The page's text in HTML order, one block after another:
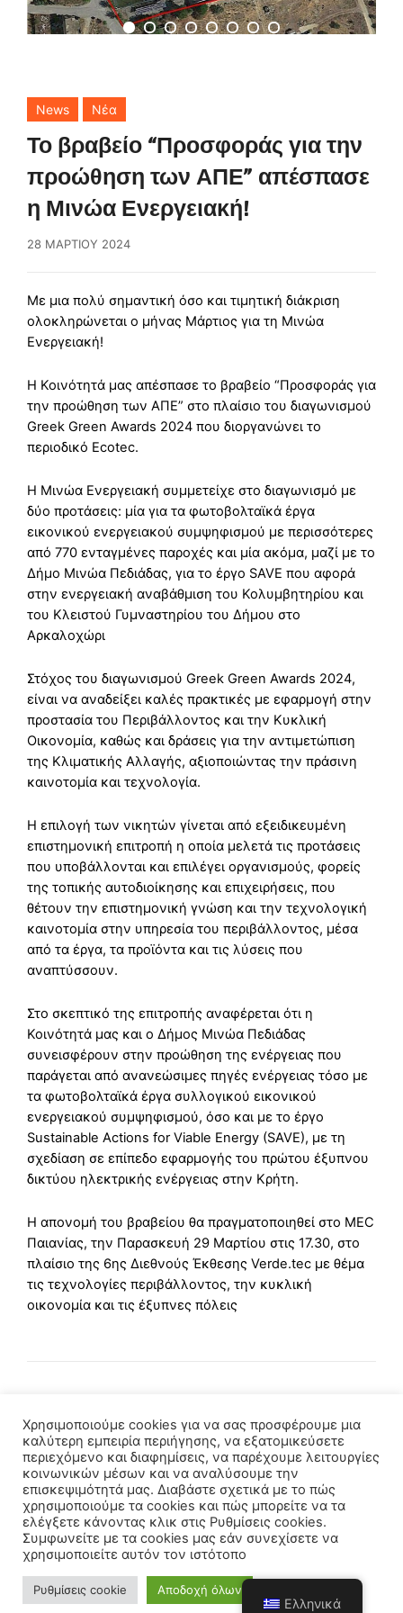
News Νέα
Το βραβείο “Προσφοράς για την
προώθηση των ΑΠΕ” απέσπασε
η Μινώα Ενεργειακή!
28 ΜΑΡΤΊΟΥ 2024
Με μια πολύ σημαντική όσο και τιμητική διάκριση
ολοκληρώνεται ο μήνας Μάρτιος για τη Μινώα
Ενεργειακή!
Η Κοινότητά μας απέσπασε το βραβείο “Προσφοράς για
την προώθηση των ΑΠΕ” στο πλαίσιο του διαγωνισμού
Greek Green Awards 2024 που διοργανώνει το
περιοδικό Ecotec.
Η Μινώα Ενεργειακή συμμετείχε στο διαγωνισμό με
δύο προτάσεις: μία για τα φωτοβολταϊκά έργα
εικονικού ενεργειακού συμψηφισμού με περισσότερες
από 770 ενταγμένες παροχές και μία ακόμα, μαζί με το
Δήμο Μινώα Πεδιάδας, για το έργο SAVE που αφορά
στην ενεργειακή αναβάθμιση του Κολυμβητηρίου και
του Κλειστού Γυμναστηρίου του Δήμου στο
Αρκαλοχώρι
Στόχος του διαγωνισμού Greek Green Awards 2024,
είναι να αναδείξει καλές πρακτικές με εφαρμογή στην
προστασία του Περιβάλλοντος και την Κυκλική
Οικονομία, καθώς και δράσεις για την αντιμετώπιση
της Κλιματικής Αλλαγής, αξιοποιώντας την πράσινη
καινοτομία και τεχνολογία.
Η επιλογή των νικητών γίνεται από εξειδικευμένη
επιστημονική επιτροπή η οποία μελετά τις προτάσεις
που υποβάλλονται και επιλέγει οργανισμούς, φορείς
της τοπικής αυτοδιοίκησης και επιχειρήσεις, που
θέτουν την επιστημονική γνώση και την τεχνολογική
καινοτομία στην υπηρεσία του περιβάλλοντος, μέσα
από τα έργα, τα προϊόντα και τις λύσεις που
αναπτύσσουν.
Στο σκεπτικό της επιτροπής αναφέρεται ότι η
Κοινότητά μας και ο Δήμος Μινώα Πεδιάδας
συνεισφέρουν στην προώθηση της ενέργειας που
παράγεται από ανανεώσιμες πηγές ενέργειας τόσο με
τα φωτοβολταϊκά έργα συλλογικού εικονικού
ενεργειακού συμψηφισμού, όσο και με το έργο
Sustainable Actions for Viable Energy (SAVE), με τη
σχεδίαση σε επίπεδο εφαρμογής του πρώτου έξυπνου
δικτύου ηλεκτρικής ενέργειας στην Κρήτη.
H απονομή του βραβείου θα πραγματοποιηθεί στο MEC
Παιανίας, την Παρασκευή 29 Μαρτίου στις 17.30, στο
πλαίσιο της 6ης Διεθνούς Έκθεσης Verde.tec με θέμα
τις τεχνολογίες περιβάλλοντος, την κυκλική
οικονομία και τις έξυπνες πόλεις
Copyright © 2021 - Powered by
Χρησιμοποιούμε cookies για να σας προσφέρουμε μια
καλύτερη εμπειρία περιήγησης, να εξατομικεύσετε
περιεχόμενο και διαφημίσεις, να παρέχουμε λειτουργίες
κοινωνικών μέσων και να αναλύσουμε την
επισκεψιμότητά μας. Διαβάστε σχετικά με το πώς
χρησιμοποιούμε τα cookies και πώς μπορείτε να τα
ελέγξετε κάνοντας κλικ στις Ρυθμίσεις cookies.
Συμφωνείτε με τα cookies μας εάν συνεχίσετε να
χρησιμοποιείτε αυτόν τον ιστότοπο
Ρυθμίσεις cookie Αποδοχή όλων
Ελληνικά